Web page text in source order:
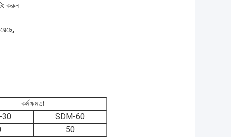
করুন
কর্মক্ষমতা
30
SDM-60
50